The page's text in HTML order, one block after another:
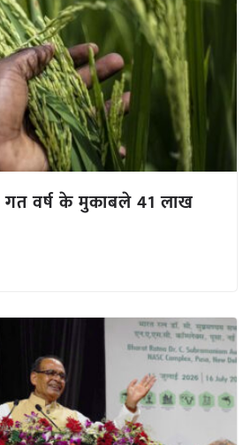
वर्ष के मुकाबले 41 लाख